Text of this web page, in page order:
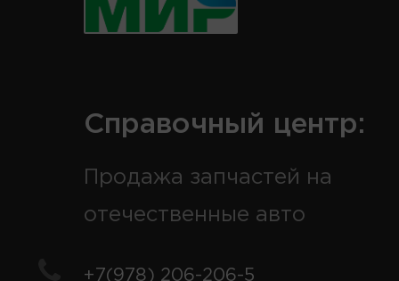
Справочный центр:
Продажа запчастей на
отечественные авто
+7(978) 206-206-5